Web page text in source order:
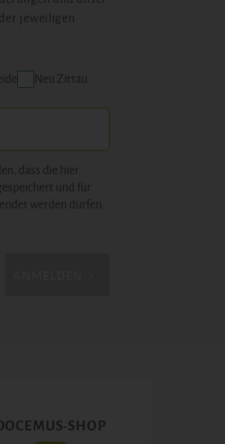
jeweiligen
Neu Zittau
dass die hier
und für
werden dürfen.
SHOP